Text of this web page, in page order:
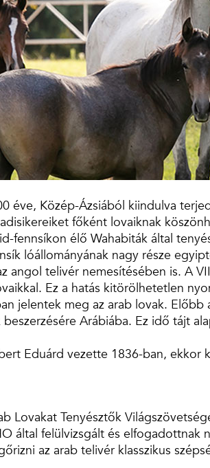
éve, Közép-Ázsiából kiindulva
főként lovaiknak
fennsíkon élő Wahabiták által
lóállományának nagy része
angol telivér nemesítésében is. A
Ez a hatás kitörölhetetlen
jelentek meg az arab lovak.
Arábiába. Ez idő tájt
Eduárd vezette 1836-ban,
Lovakat Tenyésztők
által felülvizsgált és
az arab telivér klasszikus